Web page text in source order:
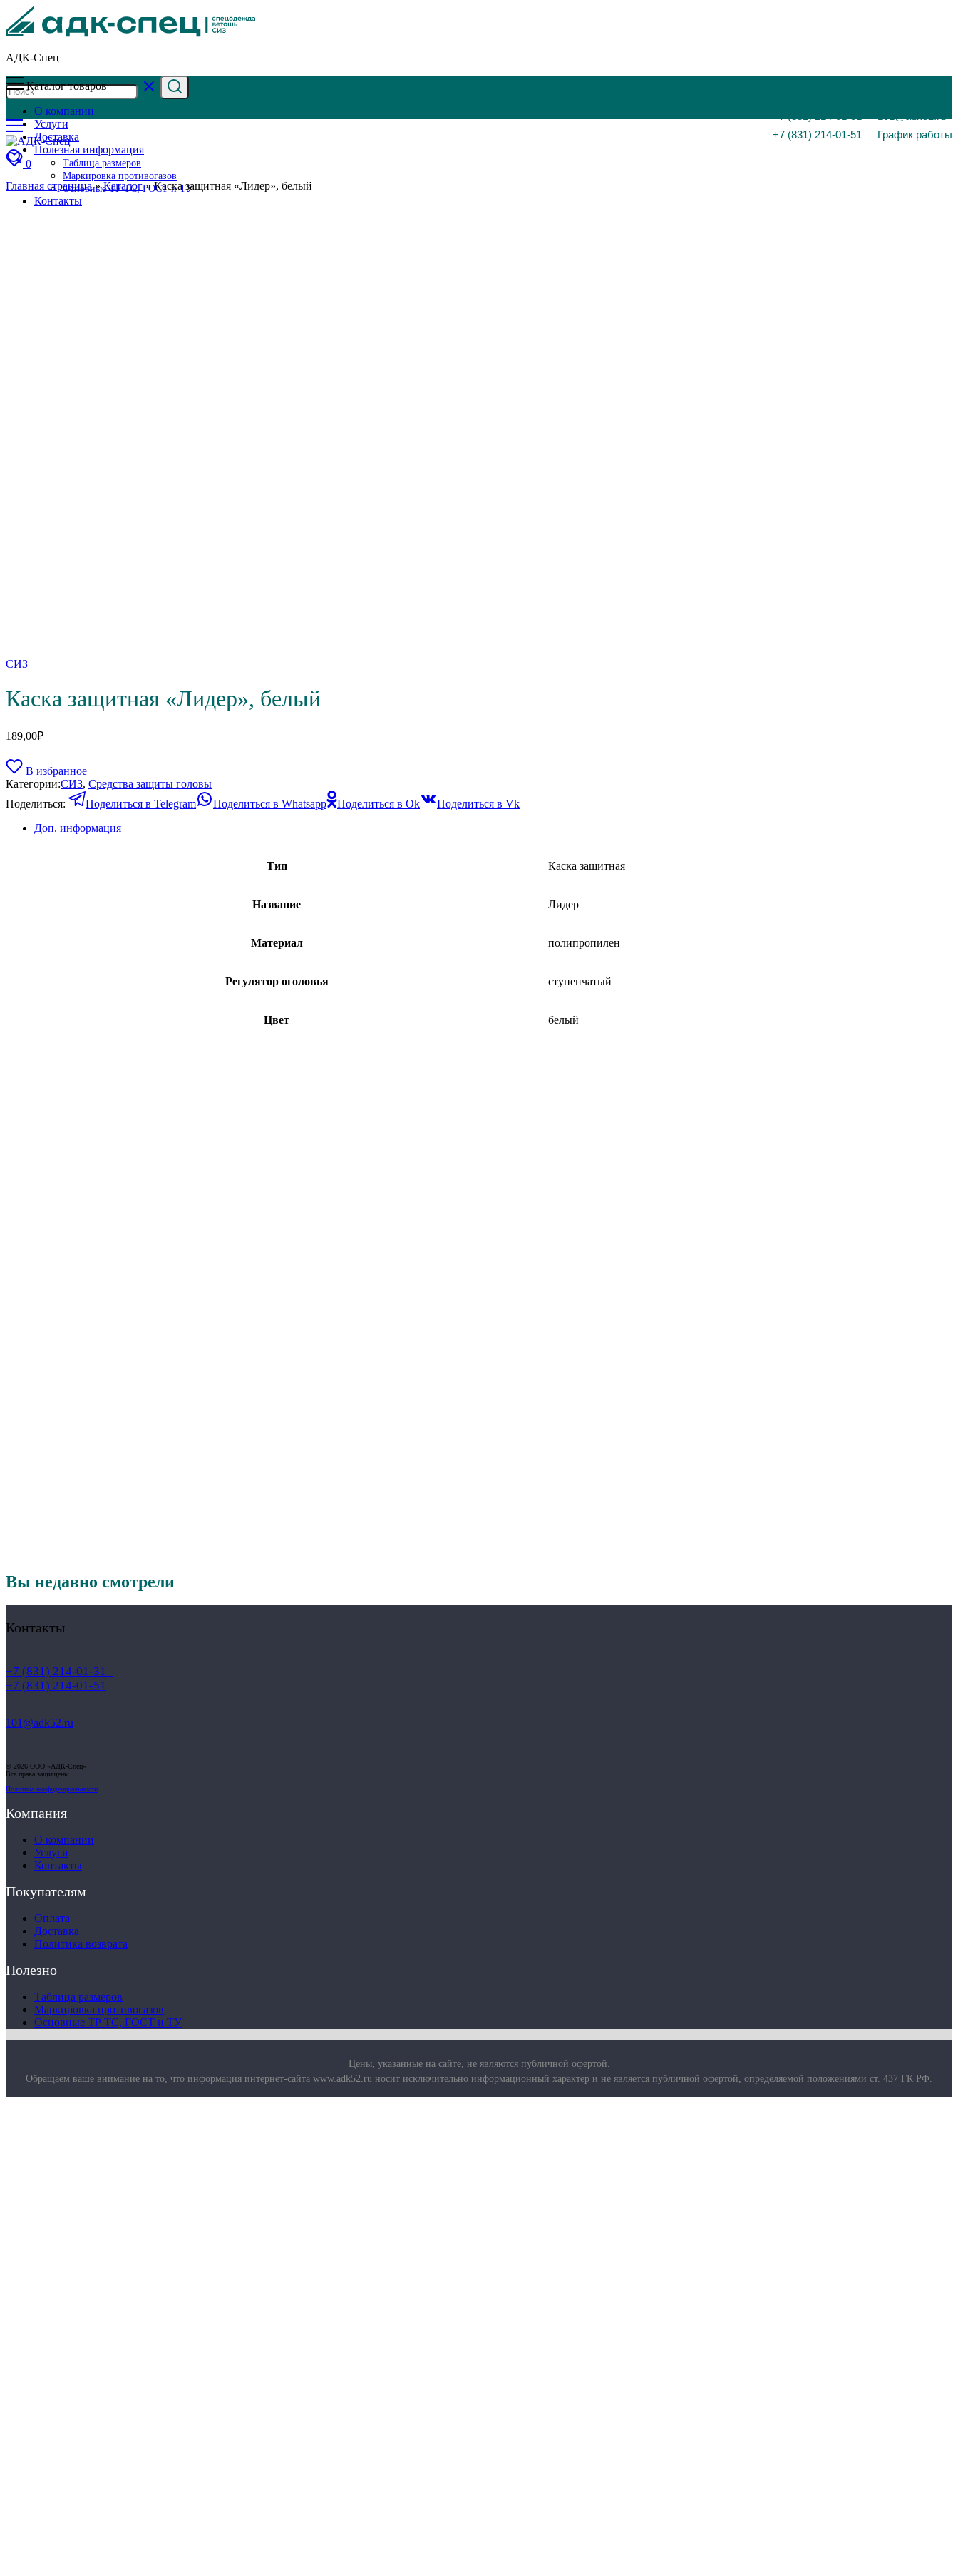
АДК-Спец
+7 (831) 214-01-51
График работы
0
Каталог товаров
О компании
Услуги
Доставка
Полезная информация
Таблица размеров
Маркировка противогазов
Основные ТР ТС, ГОСТ и ТУ
Контакты
Главная страница»Каталог»Каска защитная «Лидер», белый
СИЗ
Каска защитная «Лидер», белый
189,00₽
В избранное
Категории:СИЗ, Средства защиты головы
Поделиться:
Поделиться в Telegram Поделиться в Whatsapp Поделиться в Ok
Поделиться в Vk
Доп. информация
Тип Каска защитная
Название Лидер
Материал полипропилен
Регулятор оголовья ступенчатый
Цвет белый
Вы недавно смотрели
Контакты
+7 (831) 214-01-31
+7 (831) 214-01-51
101@adk52.ru
© 2026 ООО «АДК-Спец»
Все права защищены
Политика конфиденциальности
Компания
О компании
Услуги
Контакты
Покупателям
Оплата
Доставка
Политика возврата
Полезно
Таблица размеров
Маркировка противогазов
Основные ТР ТС, ГОСТ и ТУ
Цены, указанные на сайте, не являются публичной офертой.
Обращаем ваше внимание на то, что информация интернет-сайта www.adk52.ru носит исключительно информационный характер и не является публичной офертой, определяемой положениями ст. 437 ГК РФ.